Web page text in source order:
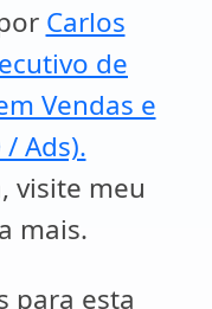
Carlos
de
Vendas e
Ads).
visite meu
mais.
para esta